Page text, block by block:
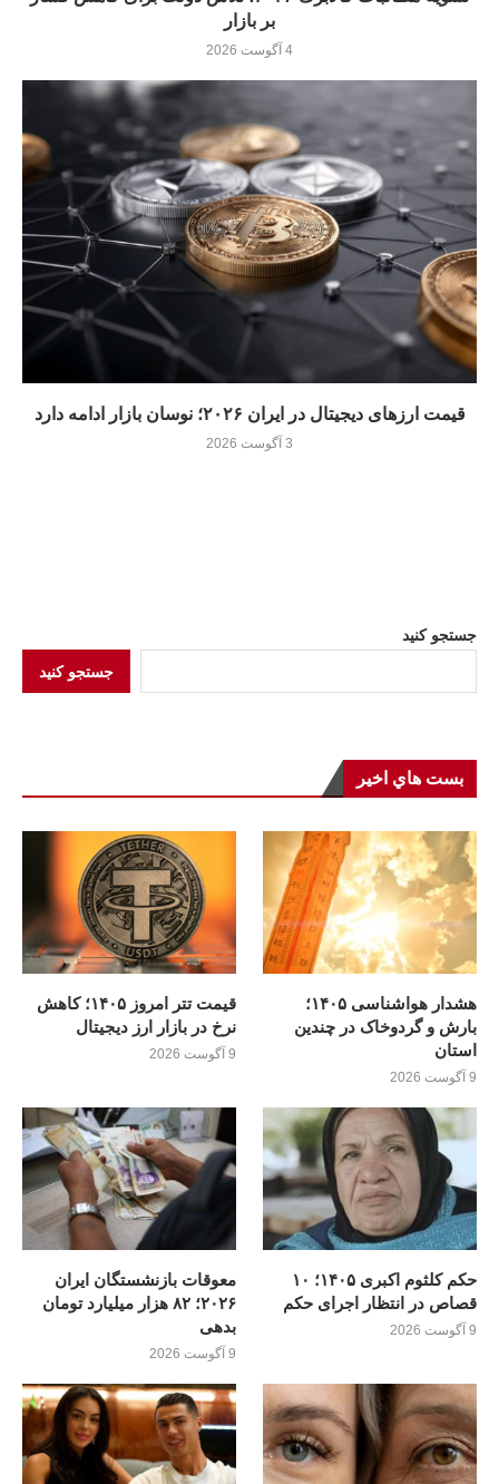
بر بازار
4 آگوست 2026
قیمت ارزهای دیجیتال در ایران ۲۰۲۶؛ نوسان بازار ادامه دارد
3 آگوست 2026
جستجو کنید
جستجو کنید
بست هاي اخير
هشدار هواشناسی ۱۴۰۵؛
بارش و گردوخاک در چندین
استان
9 آگوست 2026
قیمت تتر امروز ۱۴۰۵؛ کاهش
نرخ در بازار ارز دیجیتال
9 آگوست 2026
حکم کلثوم اکبری ۱۴۰۵؛ ۱۰
قصاص در انتظار اجرای حکم
9 آگوست 2026
معوقات بازنشستگان ایران
۲۰۲۶؛ ۸۲ هزار میلیارد تومان
بدهی
9 آگوست 2026